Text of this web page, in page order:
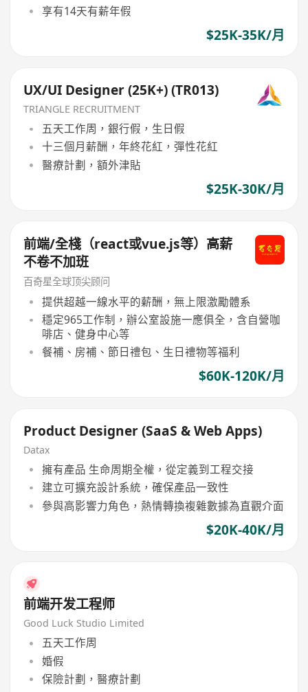
享有14天有薪年假
$25K-35K/月
UX/UI Designer (25K+) (TR013)
TRIANGLE RECRUITMENT
五天工作周，銀行假，生日假
十三個月薪酬，年終花紅，彈性花紅
醫療計劃，額外津貼
$25K-30K/月
前端/全棧（react或vue.js等）高薪
不卷不加班
百奇星全球顶尖顾问
提供超越一線水平的薪酬，無上限激勵體系
穩定965工作制，辦公室設施一應俱全，含自營咖
啡店、健身中心等
餐補、房補、節日禮包、生日禮物等福利
$60K-120K/月
Product Designer (SaaS & Web Apps)
Datax
擁有產品 生命周期全權，從定義到工程交接
建立可擴充設計系統，確保產品一致性
參與高影響力角色，熱情轉換複雜數據為直觀介面
$20K-40K/月
前端开发工程师
Good Luck Studio Limited
五天工作周
婚假
保險計劃，醫療計劃